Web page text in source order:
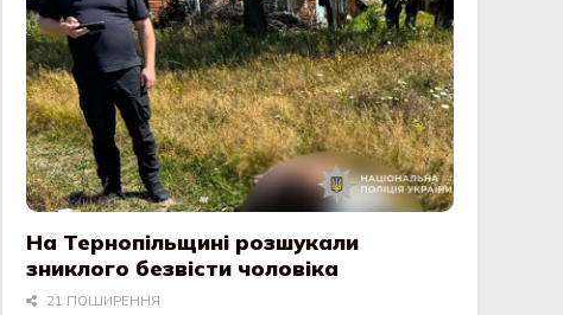
На Тернопільщині розшукали
зниклого безвісти чоловіка
21 ПОШИРЕННЯ